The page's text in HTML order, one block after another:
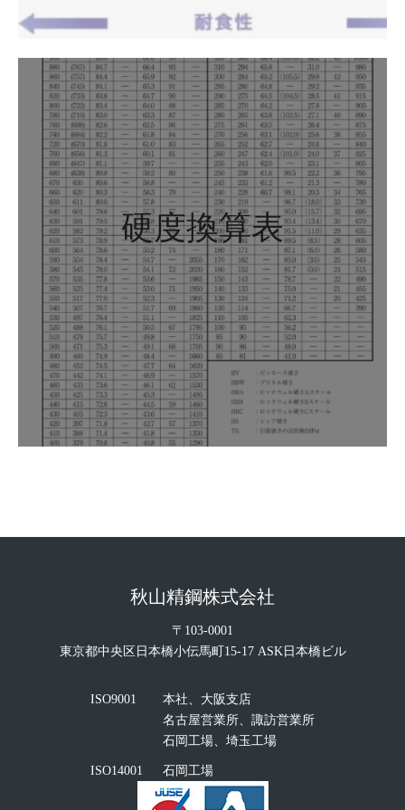
硬度換算表
秋山精鋼株式会社
〒103-0001
東京都中央区日本橋小伝馬町15-17 ASK日本橋ビル
ISO9001
本社、大阪支店
名古屋営業所、諏訪営業所
石岡工場、埼玉工場
ISO14001 石岡工場